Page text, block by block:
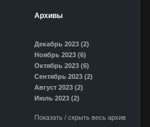
Архивы
Декабрь 2023 (2)
Ноябрь 2023 (6)
Октябрь 2023 (6)
Сентябрь 2023 (2)
Август 2023 (2)
Июль 2023 (2)
Показать / скрыть весь архив